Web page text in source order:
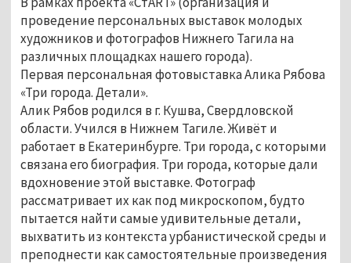
проведение персональных выставок молодых
художников и фотографов Нижнего Тагила на
различных площадках нашего города).
Первая персональная фотовыставка Алика Рябова
«Три города. Детали».
Алик Рябов родился в г. Кушва, Свердловской
области. Учился в Нижнем Тагиле. Живёт и
работает в Екатеринбурге. Три города, с которыми
связана его биография. Три города, которые дали
вдохновение этой выставке. Фотограф
рассматривает их как под микроскопом, будто
пытается найти самые удивительные детали,
выхватить из контекста урбанистической среды и
преподнести как самостоятельные произведения